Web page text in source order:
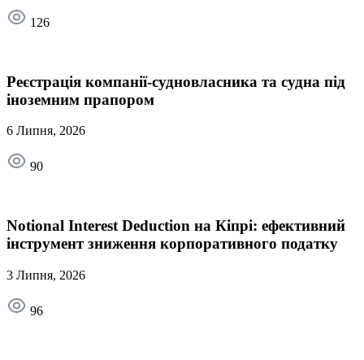
126
Реєстрація компанії-судновласника та судна під
іноземним прапором
6 Липня, 2026
90
Notional Interest Deduction на Кіпрі: ефективний
інструмент зниження корпоративного податку
3 Липня, 2026
96